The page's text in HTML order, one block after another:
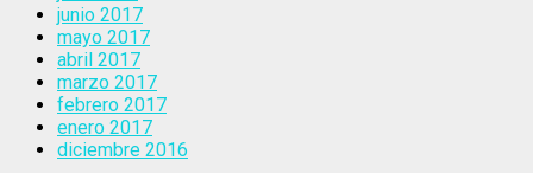
junio 2017
mayo 2017
abril 2017
marzo 2017
febrero 2017
enero 2017
diciembre 2016